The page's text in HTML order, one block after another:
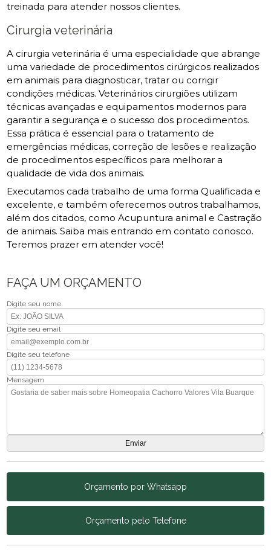
treinada para atender nossos clientes.
Cirurgia veterinária
A cirurgia veterinária é uma especialidade que abrange
uma variedade de procedimentos cirúrgicos realizados
em animais para diagnosticar, tratar ou corrigir
condições médicas. Veterinários cirurgiões utilizam
técnicas avançadas e equipamentos modernos para
garantir a segurança e o sucesso dos procedimentos.
Essa prática é essencial para o tratamento de
emergências médicas, correção de lesões e realização
de procedimentos específicos para melhorar a
qualidade de vida dos animais.
Executamos cada trabalho de uma forma Qualificada e
excelente, e também oferecemos outros trabalhamos,
além dos citados, como Acupuntura animal e Castração
de animais. Saiba mais entrando em contato conosco.
Teremos prazer em atender você!
FAÇA UM ORÇAMENTO
Digite seu nome
Digite seu email
Digite seu telefone
Mensagem
Orçamento por Whatsapp
Orçamento pelo Telefone